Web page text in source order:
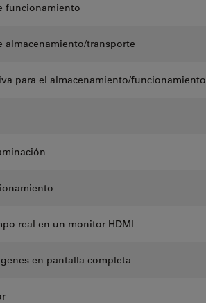
funcionamiento
almacenamiento/transporte
para el almacenamiento/funcionamiento
real en un monitor HDMI
en pantalla completa